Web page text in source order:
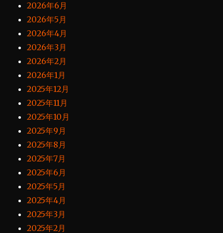
2026年6月
2026年5月
2026年4月
2026年3月
2026年2月
2026年1月
2025年12月
2025年11月
2025年10月
2025年9月
2025年8月
2025年7月
2025年6月
2025年5月
2025年4月
2025年3月
2025年2月